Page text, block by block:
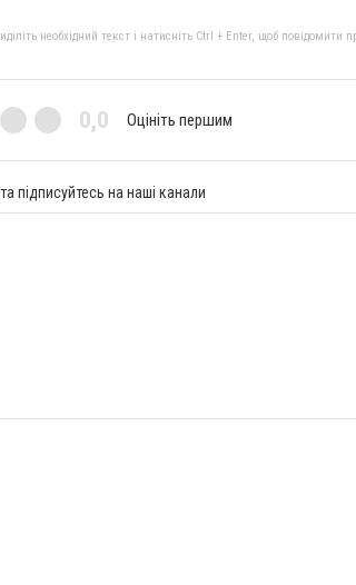
необхідний текст і натисніть Ctrl + Enter, щоб повідомити
0,0 Оцініть першим
підписуйтесь на наші канали